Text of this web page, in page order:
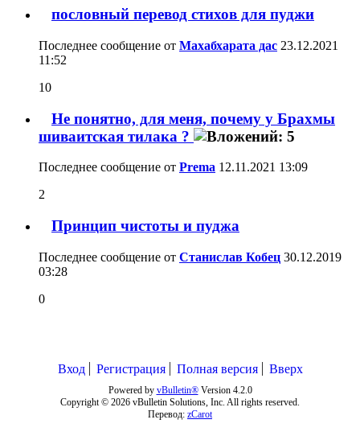
пословный перевод стихов для пуджи
Последнее сообщение от Махабхарата дас 23.12.2021
11:52
10
Не понятно, для меня, почему у Брахмы
шиваитская тилака ?
Последнее сообщение от Prema 12.11.2021 13:09
2
Принцип чистоты и пуджа
Последнее сообщение от Станислав Кобец 30.12.2019
03:28
0
Вход Регистрация Полная версия Вверх
Powered by vBulletin®Version 4.2.0
Copyright © 2026 vBulletin Solutions, Inc. All rights reserved.
Перевод: zCarot